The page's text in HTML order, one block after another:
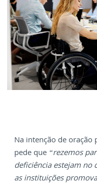
Na intenção de oração
pede que “rezemos
deficiência estejam no
as instituições